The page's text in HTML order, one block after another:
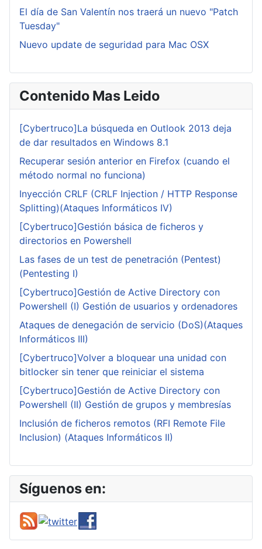
El día de San Valentín nos traerá un nuevo "Patch
Tuesday"
Nuevo update de seguridad para Mac OSX
Contenido Mas Leido
[Cybertruco]La búsqueda en Outlook 2013 deja
de dar resultados en Windows 8.1
Recuperar sesión anterior en Firefox (cuando el
método normal no funciona)
Inyección CRLF (CRLF Injection / HTTP Response
Splitting)(Ataques Informáticos IV)
[Cybertruco]Gestión básica de ficheros y
directorios en Powershell
Las fases de un test de penetración (Pentest)
(Pentesting I)
[Cybertruco]Gestión de Active Directory con
Powershell (I) Gestión de usuarios y ordenadores
Ataques de denegación de servicio (DoS)(Ataques
Informáticos III)
[Cybertruco]Volver a bloquear una unidad con
bitlocker sin tener que reiniciar el sistema
[Cybertruco]Gestión de Active Directory con
Powershell (II) Gestión de grupos y membresías
Inclusión de ficheros remotos (RFI Remote File
Inclusion) (Ataques Informáticos II)
Síguenos en: